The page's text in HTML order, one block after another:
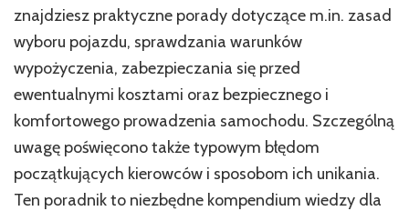
znajdziesz praktyczne porady dotyczące m.in. zasad
wyboru pojazdu, sprawdzania warunków
wypożyczenia, zabezpieczania się przed
ewentualnymi kosztami oraz bezpiecznego i
komfortowego prowadzenia samochodu. Szczególną
uwagę poświęcono także typowym błędom
początkujących kierowców i sposobom ich unikania.
Ten poradnik to niezbędne kompendium wiedzy dla